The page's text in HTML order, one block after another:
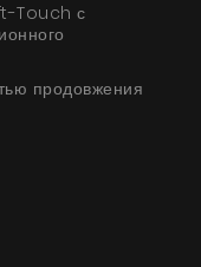
Touch с
продовжения